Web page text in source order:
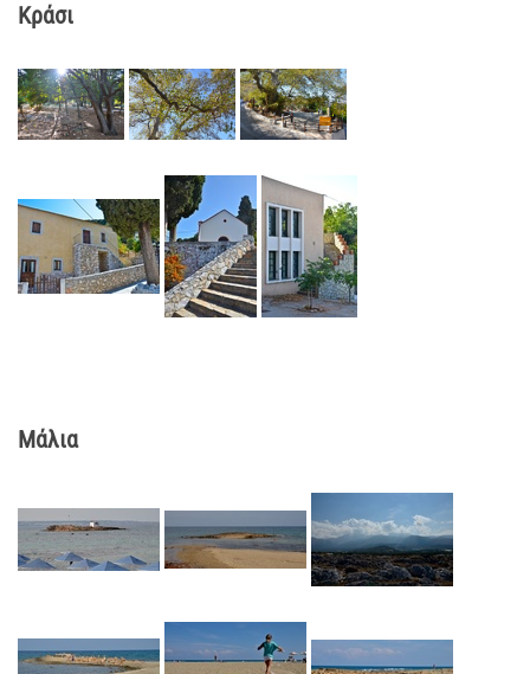
Κράσι
Μάλια